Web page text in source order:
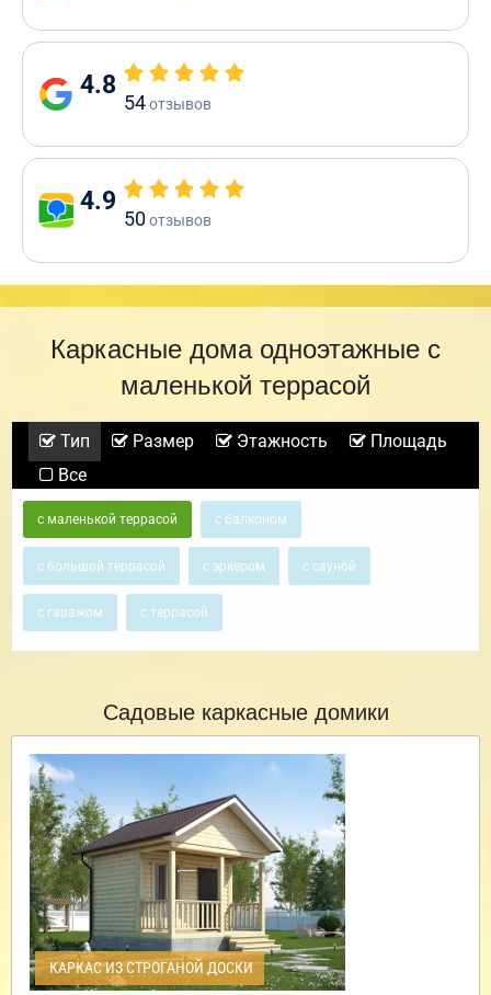
4.8
54отзывов
4.9
50отзывов
Каркасные дома одноэтажные с
маленькой террасой
Тип Размер Этажность
Площадь
Все
с маленькой террасой с балконом
с большой террасой с эркером с сауной
с гаражом с террасой
Садовые каркасные домики
КАРКАС ИЗ СТРОГАНОЙ ДОСКИ